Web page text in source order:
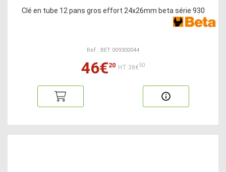
Clé en tube 12 pans gros effort 24x26mm beta série 930
Ref : BET 009300044
46€20 HT:38€50